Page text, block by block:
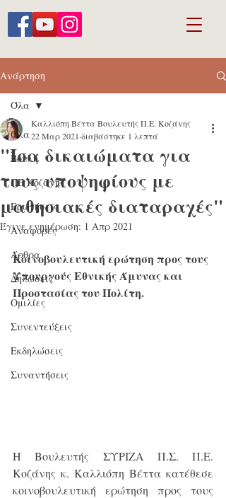
Ανάρτηση
Όλα
Βουλή
ΠΕ Κοζάνης
Ερωτήσεις
Αναφορές
Άρθρα
Δηλώσεις
Ομιλίες
Συνεντεύξεις
Εκδηλώσεις
Συναντήσεις
Όλα
"Ίσα δικαιώματα για
τους υποψηφίους με
μαθησιακές διαταραχές"
Καλλιόπη Βέττα Βουλευτής Π.Ε. Κοζάνης
22 Μαρ 2021 διαβάστηκε 1 λεπτά
Έγινε ενημέρωση: 1 Απρ 2021
Κοινοβουλευτική ερώτηση προς τους
Υπουργούς Εθνικής Άμυνας και
Προστασίας του Πολίτη.
Η Βουλευτής ΣΥΡΙΖΑ Π.Σ. Π.Ε.
Κοζάνης κ. Καλλιόπη Βέττα κατέθεσε
κοινοβουλευτική ερώτηση προς τους